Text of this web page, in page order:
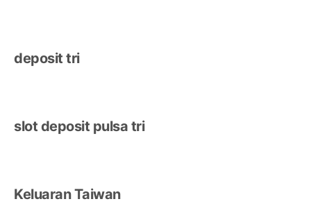
deposit tri
slot deposit pulsa tri
Keluaran Taiwan